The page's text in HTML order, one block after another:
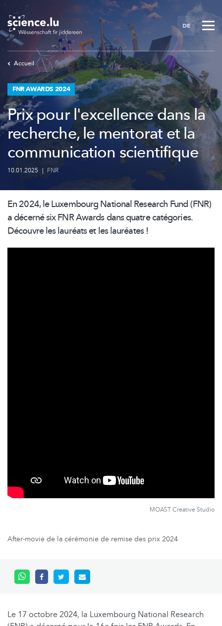
Skip
main
content
DE
Accueil
FNR AWARDS 2024
Prix pour l'excellence dans la
recherche, le mentorat et la
communication scientifique
10.01.2025 | FNR
En 2024, le Luxembourg National Research Fund (FNR)
a décerné six FNR Awards dans quatre catégories.
Découvre les lauréats et les lauréates !
MOAST Creative Studio
After-movie de la cérémonie de remise des prix 2024
Le 17 octobre 2024, la Luxembourg National Research